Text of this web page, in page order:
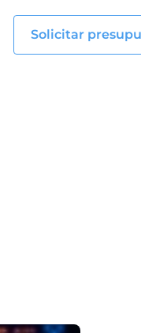
Solicitar